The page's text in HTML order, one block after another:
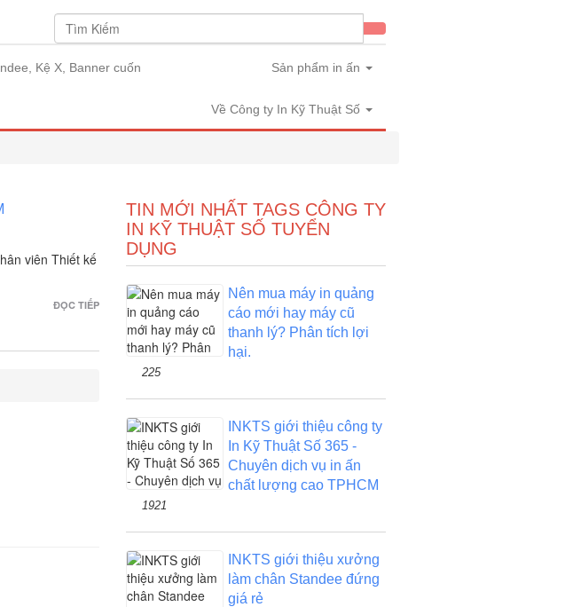
Kệ X, Banner cuốn Sản phẩm in ấn
Về Công ty In Kỹ Thuật Số
viên Thiết kế
ĐỌC TIẾP
TIN MỚI NHẤT TAGS CÔNG TY
IN KỸ THUẬT SỐ TUYỂN
DỤNG
Nên mua máy in quảng
cáo mới hay máy cũ
thanh lý? Phân tích lợi
hại.
225
INKTS giới thiệu công ty
In Kỹ Thuật Số 365 -
Chuyên dịch vụ in ấn
chất lượng cao TPHCM
1921
INKTS giới thiệu xưởng
làm chân Standee đứng
giá rẻ